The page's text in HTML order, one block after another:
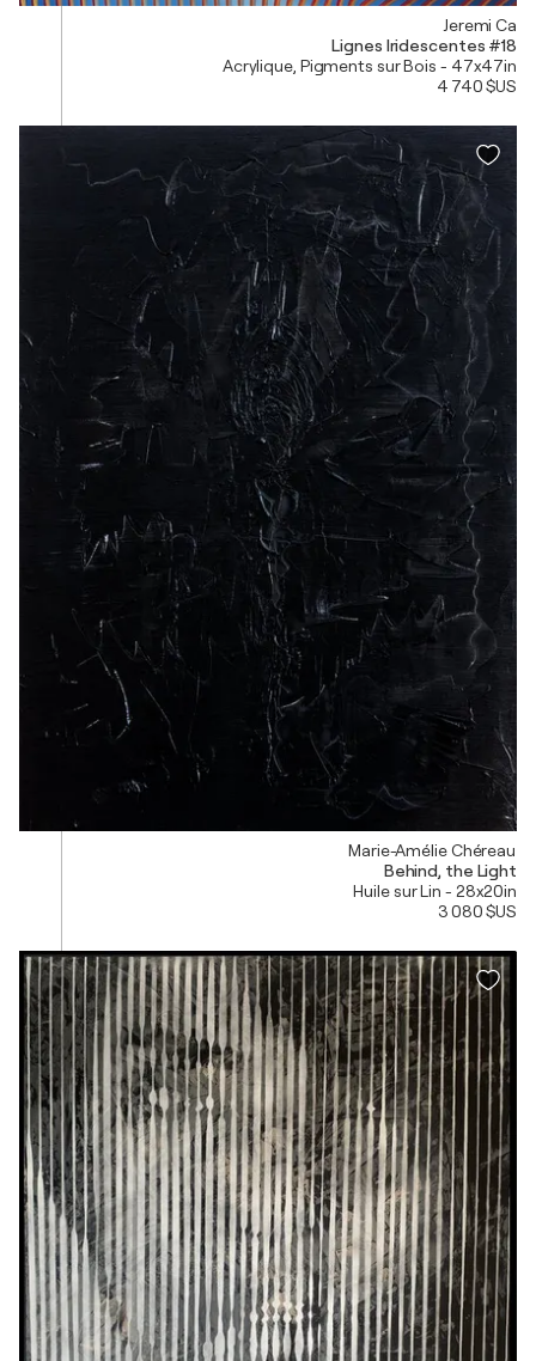
Jeremi Ca
Lignes Iridescentes #18
Acrylique, Pigments sur Bois - 47x47in
4 740 $US
Marie-Amélie Chéreau
Behind, the Light
Huile sur Lin - 28x20in
3 080 $US